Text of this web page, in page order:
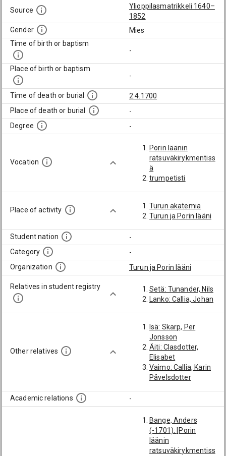
Source
Ylioppilasmatrikkeli 1640–
1852
Gender
Mies
Time of birth or baptism
-
Place of birth or baptism
-
Time of death or burial
2.4.1700
Place of death or burial
-
Degree
-
Vocation
Porin läänin
ratsuväkirykmentiss
ä
trumpetisti
Place of activity
Turun akatemia
Turun ja Porin lääni
Student nation
-
Category
-
Organization
Turun ja Porin lääni
Relatives in student registry
Setä: Tunander, Nils
Lanko: Callia, Johan
Other relatives
Isä: Skarp, Per
Jonsson
Äiti: Clasdotter,
Elisabet
Vaimo: Callia, Karin
Påvelsdotter
Academic relations -
Bange, Anders
(-1701): [Porin
läänin
ratsuväkirykmentiss